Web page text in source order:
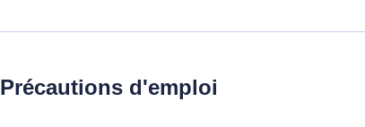
Précautions d'emploi